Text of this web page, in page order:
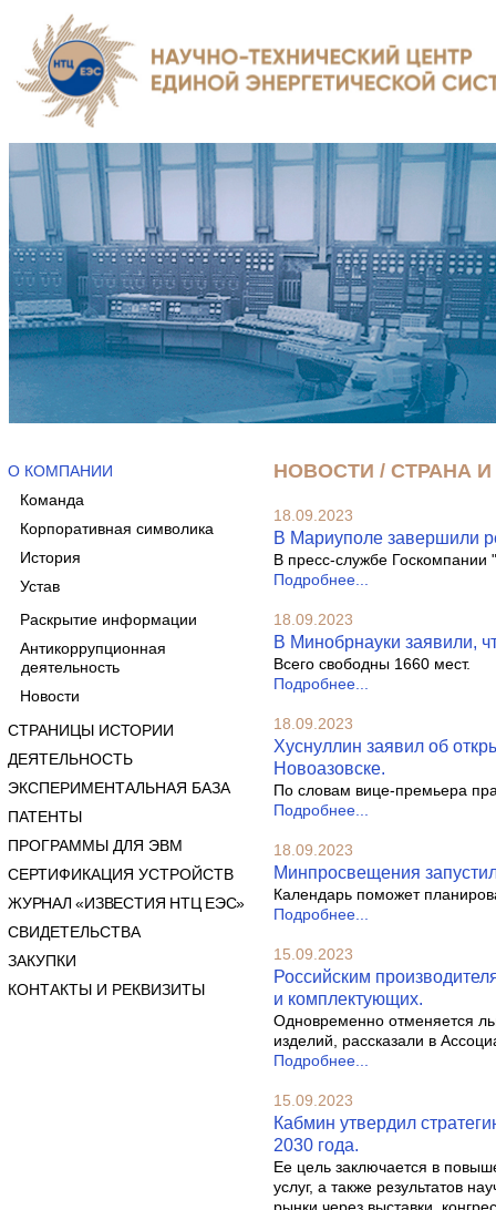
О КОМПАНИИ
Команда
Корпоративная символика
История
Устав
Раскрытие информации
Антикоррупционная
деятельность
Новости
СТРАНИЦЫ ИСТОРИИ
ДЕЯТЕЛЬНОСТЬ
ЭКСПЕРИМЕНТАЛЬНАЯ БАЗА
ПАТЕНТЫ
ПРОГРАММЫ ДЛЯ ЭВМ
СЕРТИФИКАЦИЯ УСТРОЙСТВ
ЖУРНАЛ «ИЗВЕСТИЯ НТЦ ЕЭС»
СВИДЕТЕЛЬСТВА
ЗАКУПКИ
КОНТАКТЫ И РЕКВИЗИТЫ
НОВОСТИ / СТРАНА
18.09.2023
В Мариуполе завершили
В пресс-службе Госкомпании
Подробнее...
18.09.2023
В Минобрнауки заявили,
Всего свободны 1660 мест.
Подробнее...
18.09.2023
Хуснуллин заявил об
Новоазовске.
По словам вице-премьера
Подробнее...
18.09.2023
Минпросвещения
Календарь поможет
Подробнее...
15.09.2023
Российским
и комплектующих.
Одновременно отменяется
изделий, рассказали в
Подробнее...
15.09.2023
Кабмин утвердил
2030 года.
Ее цель заключается в
услуг, а также результатов